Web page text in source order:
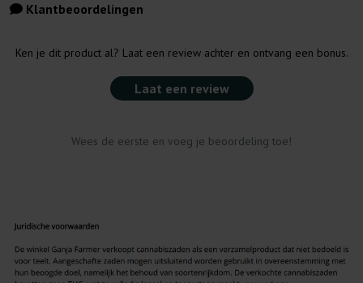
Klantbeoordelingen
Ken je dit product al? Laat een review achter en ontvang een bonus.
Laat een review
Wees de eerste en voeg je beoordeling toe!